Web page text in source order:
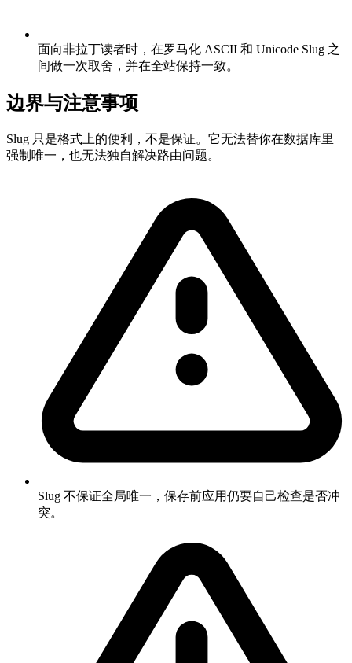
面向非拉丁读者时，在罗马化 ASCII 和 Unicode Slug 之
间做一次取舍，并在全站保持一致。
边界与注意事项
Slug 只是格式上的便利，不是保证。它无法替你在数据库里
强制唯一，也无法独自解决路由问题。
Slug 不保证全局唯一，保存前应用仍要自己检查是否冲
突。